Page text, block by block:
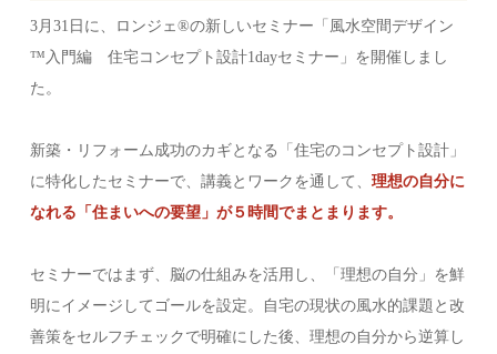
3月31日に、ロンジェ®︎の新しいセミナー「風水空間デザイン
™️入門編 住宅コンセプト設計1dayセミナー」を開催しまし
た。
新築・リフォーム成功のカギとなる「住宅のコンセプト設計」
に特化したセミナーで、講義とワークを通して、理想の自分に
なれる「住まいへの要望」が５時間でまとまります。
セミナーではまず、脳の仕組みを活用し、「理想の自分」を鮮
明にイメージしてゴールを設定。自宅の現状の風水的課題と改
善策をセルフチェックで明確にした後、理想の自分から逆算し